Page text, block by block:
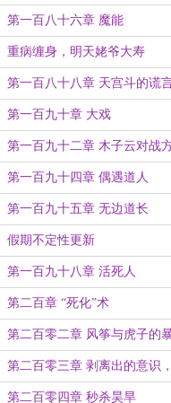
第一百八十六章 魔能
重病缠身，明天姥爷大寿
第一百八十八章 天宫斗的谎
第一百九十章 大戏
第一百九十二章 木子云对战
第一百九十四章 偶遇道人
第一百九十五章 无边道长
假期不定性更新
第一百九十八章 活死人
第二百章 “死化”术
第二百零二章 风筝与虎子的
化
第二百零三章 剥离出的意识
的记忆
第二百零四章 秒杀昊旱